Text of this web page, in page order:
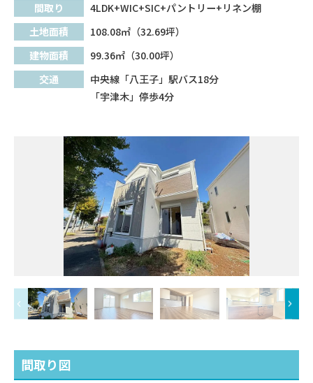
間取り
4LDK+WIC+SIC+パントリー+リネン棚
土地面積
108.08㎡（32.69坪）
建物面積
99.36㎡（30.00坪）
交通
中央線「八王子」駅バス18分
「宇津木」停歩4分
間取り図